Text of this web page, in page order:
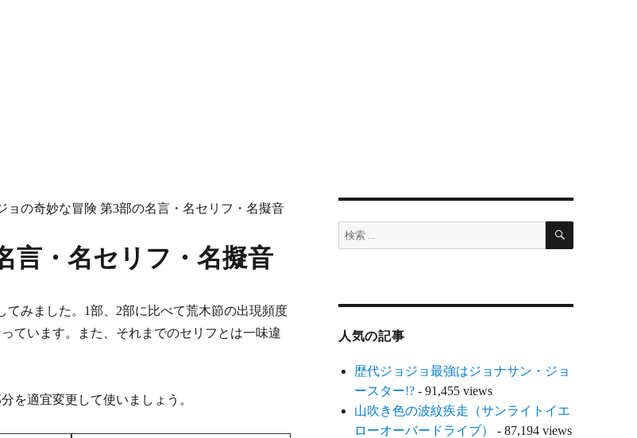
ョの奇妙な冒険 第3部の名言・名セリフ・名擬音
言・名セリフ・名擬音
みました。1部、2部に比べて荒木節の出現頻度
ています。また、それまでのセリフとは一味違
を適宜変更して使いましょう。
検
索:
検
人気の記事
歴代ジョジョ最強はジョナサン・ジョ
ースター!?- 91,455 views
山吹き色の波紋疾走（サンライトイエ
ローオーバードライブ）
- 87,194 views